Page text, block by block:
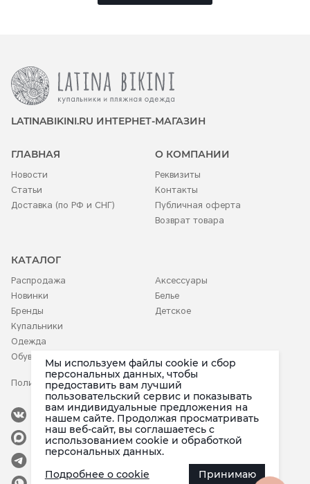
LATINABIKINI.RU ИНТЕРНЕТ-МАГАЗИН
ГЛАВНАЯ
Новости
Статьи
Доставка (по РФ и СНГ)
О КОМПАНИИ
Реквизиты
Контакты
Публичная оферта
Возврат товара
КАТАЛОГ
Распродажа
Новинки
Бренды
Купальники
Одежда
Обувь
Аксессуары
Белье
Детское
Политика конфиденциальности
Наша группа
Канал в Max
Канал в Telegram
Мы используем файлы cookie и сбор
персональных данных, чтобы
предоставить вам лучший
пользовательский сервис и показывать
вам индивидуальные предложения на
нашем сайте. Продолжая просматривать
наш веб-сайт, вы соглашаетесь c
использованием cookie и обработкой
персональных данных.
Подробнее о cookie
Принимаю
в мессенджере Max